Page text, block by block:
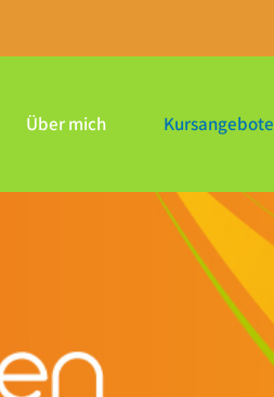
Über mich Kursangebote